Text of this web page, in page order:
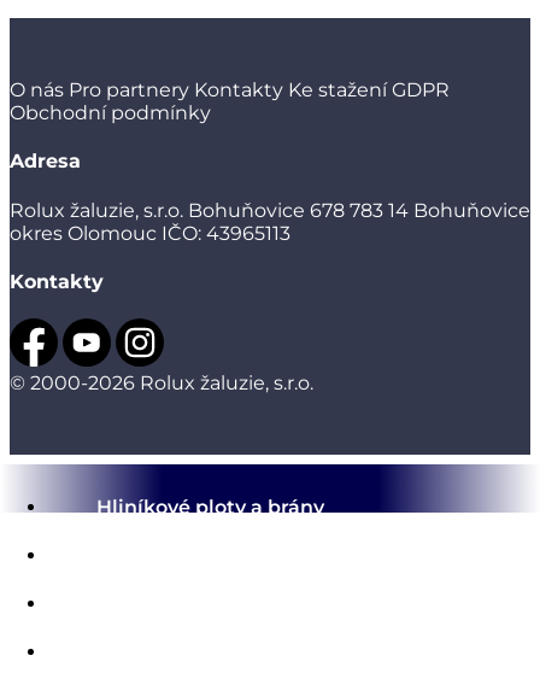
Hliníkové ploty a brány
O nás Pro partnery Kontakty Ke stažení GDPR
Obchodní podmínky
Adresa
Rolux žaluzie, s.r.o. Bohuňovice 678 783 14 Bohuňovice
okres Olomouc IČO: 43965113
Kontakty
© 2000-2026 Rolux žaluzie, s.r.o.